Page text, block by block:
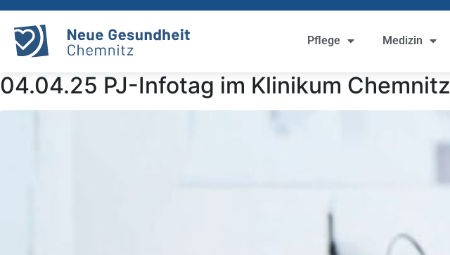
Pflege Medizin
04.04.25 PJ-Infotag im Klinikum Chemnitz